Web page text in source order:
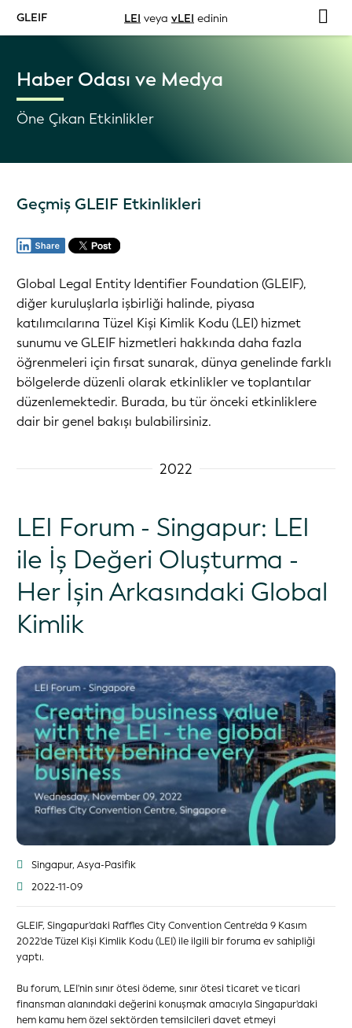
GLEIF LEI veya vLEI edinin
Haber Odası ve Medya
Öne Çıkan Etkinlikler
Geçmiş GLEIF Etkinlikleri
Global Legal Entity Identifier Foundation (GLEIF),
diğer kuruluşlarla işbirliği halinde, piyasa
katılımcılarına Tüzel Kişi Kimlik Kodu (LEI) hizmet
sunumu ve GLEIF hizmetleri hakkında daha fazla
öğrenmeleri için fırsat sunarak, dünya genelinde farklı
bölgelerde düzenli olarak etkinlikler ve toplantılar
düzenlemektedir. Burada, bu tür önceki etkinliklere
dair bir genel bakışı bulabilirsiniz.
2022
LEI Forum - Singapur: LEI
ile İş Değeri Oluşturma -
Her İşin Arkasındaki Global
Kimlik
Singapur, Asya-Pasifik
2022-11-09
GLEIF, Singapur'daki Raffles City Convention Centre'da 9 Kasım
2022'de Tüzel Kişi Kimlik Kodu (LEI) ile ilgili bir foruma ev sahipliği
yaptı.
Bu forum, LEI'nin sınır ötesi ödeme, sınır ötesi ticaret ve ticari
finansman alanındaki değerini konuşmak amacıyla Singapur'daki
hem kamu hem özel sektörden temsilcileri davet etmeyi